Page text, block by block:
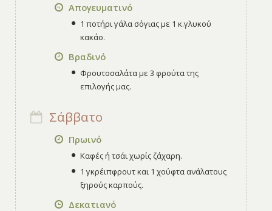
Απογευματινό
1 ποτήρι γάλα σόγιας με 1 κ.γλυκού
κακάο.
Βραδινό
Φρουτοσαλάτα με 3 φρούτα της
επιλογής μας.
Σάββατο
Πρωινό
Καφές ή τσάι χωρίς ζάχαρη.
1 γκρέιπφρουτ και 1 χούφτα ανάλατους
ξηρούς καρπούς.
Δεκατιανό